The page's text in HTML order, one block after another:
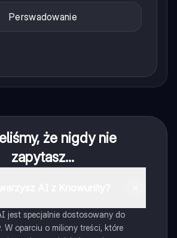
Perswadowanie
że nigdy nie
zapytasz...
jest specjalnie dostosowany do
W oparciu o miliony treści, które